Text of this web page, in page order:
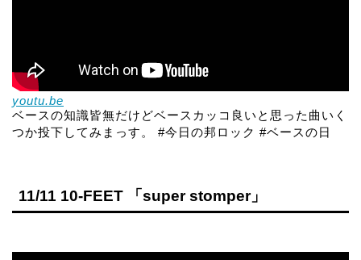
youtu.be
ベースの知識皆無だけどベースカッコ良いと思った曲いく
つか投下してみまっす。 #今日の邦ロック #ベースの日
11/11 10-FEET 「super stomper」